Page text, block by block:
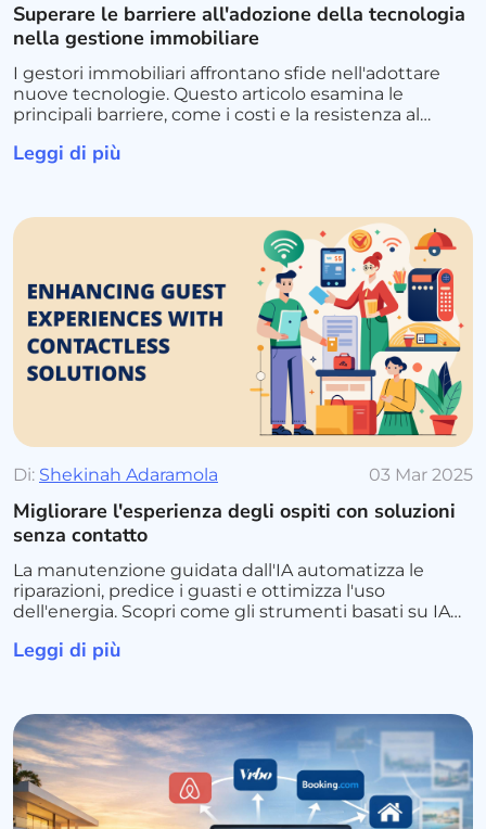
Superare le barriere all'adozione della tecnologia
nella gestione immobiliare
I gestori immobiliari affrontano sfide nell'adottare
nuove tecnologie. Questo articolo esamina le
principali barriere, come i costi e la resistenza al
senza soluzione di continuità.
Leggi di più
Di: Shekinah Adaramola 03 Mar 2025
Migliorare l'esperienza degli ospiti con soluzioni
senza contatto
La manutenzione guidata dall'IA automatizza le
riparazioni, predice i guasti e ottimizza l'uso
dell'energia. Scopri come gli strumenti basati su IA
la soddisfazione degli inquilini.
Leggi di più